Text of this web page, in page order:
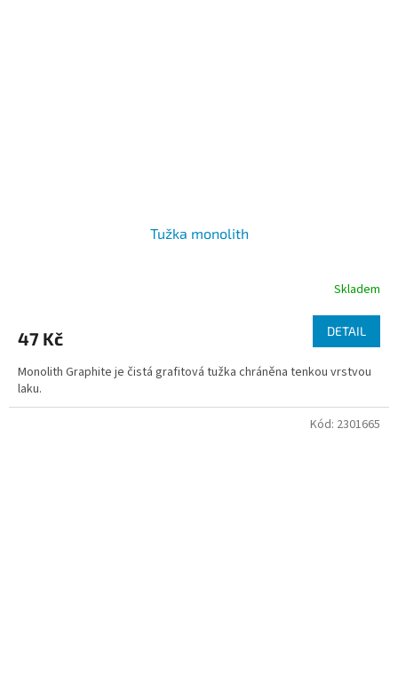
Tužka monolith
Skladem
47 Kč DETAIL
Monolith Graphite je čistá grafitová tužka chráněna tenkou vrstvou
laku.
Kód: 2301665